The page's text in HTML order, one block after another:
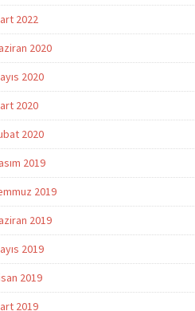
2022
2020
2020
2020
2020
2019
2019
2019
2019
2019
2019